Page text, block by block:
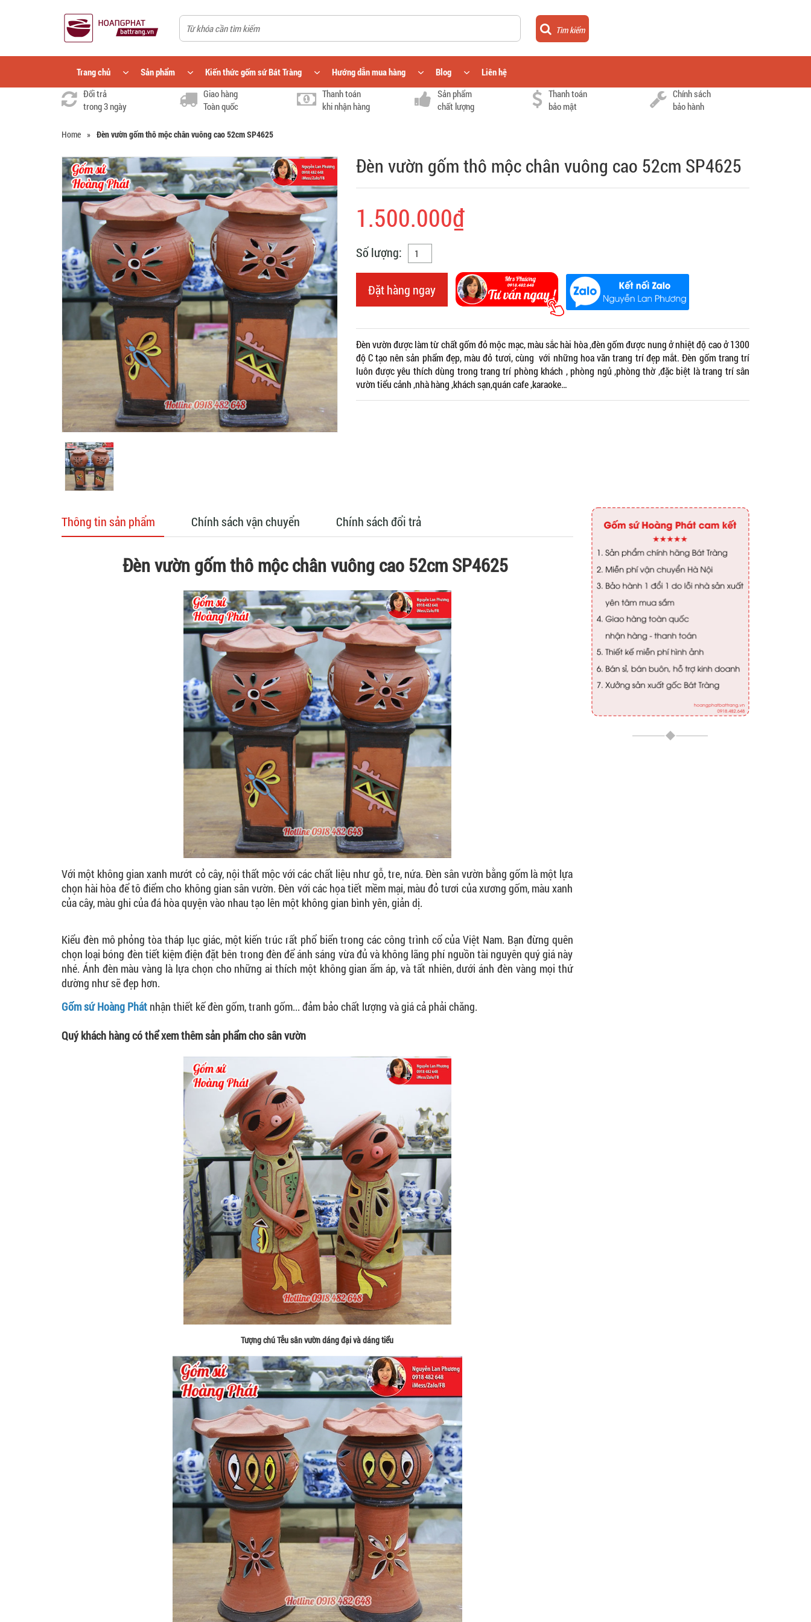
Tìm kiếm
Trang chủ Sản phẩm Kiến thức gốm sứ Bát Tràng Hướng dẫn mua hàng Blog
Liên hệ
Đổi trả
trong 3 ngày
Giao hàng
Toàn quốc
Thanh toán
khi nhận hàng
Sản phẩm
chất lượng
Thanh toán
bảo mật
Chính sách
bảo hành
Home » Đèn vườn gốm thô mộc chân vuông cao 52cm SP4625
Đèn vườn gốm thô mộc chân vuông cao 52cm SP4625
1.500.000₫
Số lượng:
Đặt hàng ngay
Đèn vườn được làm từ chất gốm đỏ mộc mạc, màu sắc hài hòa ,đèn gốm được nung ở nhiệt độ cao ở 1300
độ C tạo nên sản phẩm đẹp, màu đỏ tươi, cùng với những hoa văn trang trí đẹp mắt. Đèn gốm trang trí
luôn được yêu thích dùng trong trang trí phòng khách , phòng ngủ ,phòng thờ ,đặc biệt là trang trí sân
vườn tiểu cảnh ,nhà hàng ,khách sạn,quán cafe ,karaoke…
Thông tin sản phẩm Chính sách vận chuyển Chính sách đổi trả
Đèn vườn gốm thô mộc chân vuông cao 52cm SP4625
Với một không gian xanh mướt cỏ cây, nội thất mộc với các chất liệu như gỗ, tre, nứa. Đèn sân vườn bằng gốm là một lựa
chọn hài hòa để tô điểm cho không gian sân vườn. Đèn với các họa tiết mềm mại, màu đỏ tươi của xương gốm, màu xanh
của cây, màu ghi của đá hòa quyện vào nhau tạo lên một không gian bình yên, giản dị.
Kiểu đèn mô phỏng tòa tháp lục giác, một kiến trúc rất phổ biển trong các công trình cổ của Việt Nam. Bạn đừng quên
chọn loại bóng đèn tiết kiệm điện đặt bên trong đèn để ánh sáng vừa đủ và không lãng phí nguồn tài nguyên quý giá này
nhé. Ánh đèn màu vàng là lựa chọn cho những ai thích một không gian ấm áp, và tất nhiên, dưới ánh đèn vàng mọi thứ
dường như sẽ đẹp hơn.
Gốm sứ Hoàng Phát nhận thiết kế đèn gốm, tranh gốm... đảm bảo chất lượng và giá cả phải chăng.
Quý khách hàng có thể xem thêm sản phẩm cho sân vườn
Tượng chú Tễu sân vườn dáng đại và dáng tiểu